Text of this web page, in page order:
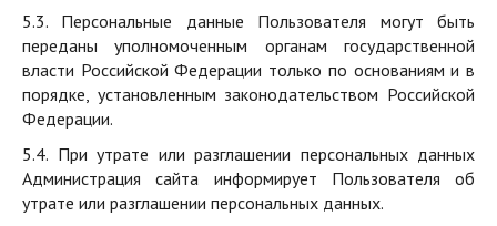
5.3. Персональные данные Пользователя могут быть
переданы уполномоченным органам государственной
власти Российской Федерации только по основаниям и в
порядке, установленным законодательством Российской
Федерации.
5.4. При утрате или разглашении персональных данных
Администрация сайта информирует Пользователя об
утрате или разглашении персональных данных.